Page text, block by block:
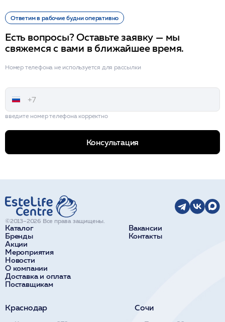
Ответим в рабочие будни оперативно
Есть вопросы? Оставьте заявку — мы
свяжемся с вами в ближайшее время.
Номер телефона не используется для рассылки
введите номер телефона корректно
Консультация
Каталог
Бренды
Акции
Мероприятия
Новости
О компании
Доставка и оплата
Поставщикам
Вакансии
Контакты
©2013–2026 Все права защищены.
Краснодар Сочи